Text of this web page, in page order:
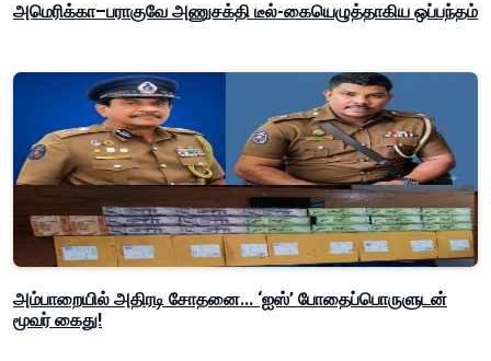
அமெரிக்கா–பராகுவே அணுசக்தி டீல்-கையெழுத்தாகிய ஒப்பந்தம்
அம்பாறையில் அதிரடி சோதனை... ‘ஐஸ்’ போதைப்பொருளுடன்
மூவர் கைது!